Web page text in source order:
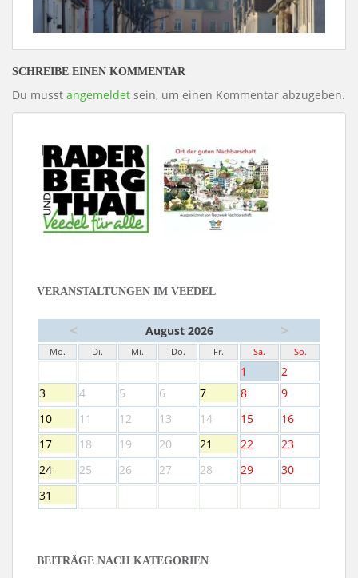
SCHREIBE EINEN KOMMENTAR
Du musst angemeldet sein, um einen Kommentar abzugeben.
VERANSTALTUNGEN IM VEEDEL
< August 2026 >
Mo. Di. Mi. Do. Fr. Sa. So.
1
2
3
4 5 6 7 8
9
10
11 12 13 14 15
16
17
18 19 20 21 22
23
24
25 26 27 28 29
30
31
BEITRÄGE NACH KATEGORIEN